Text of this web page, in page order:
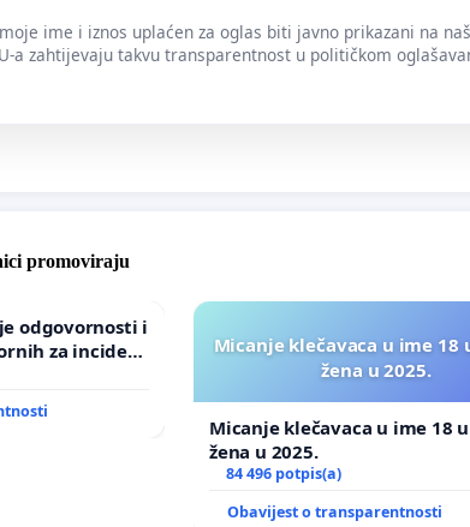
ime i iznos uplaćen za oglas biti javno prikazani na
a zahtijevaju takvu transparentnost u političkom
promoviraju
odgovornosti i
za incident
Zagreba
Micanje klečavaca u ime 18
žena u 2025.
Micanje klečavaca u ime 18
žena u 2025.
84 496 potpis(a)
Obavijest o transparentnosti